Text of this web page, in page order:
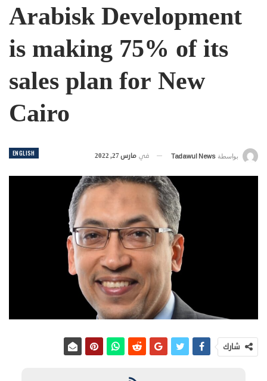
Arabisk Development
is making 75% of its
sales plan for New
Cairo
ENGLISH بواسطة Tadawul News في مارس 27, 2022
شارك